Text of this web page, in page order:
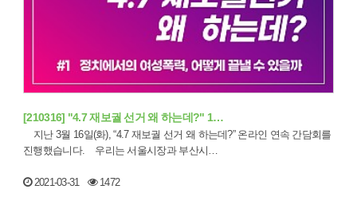
[210316] "4.7 재보궐 선거 왜 하는데?" 1…
진행했습니다. 우리는 서울시장과 부산시…
2021-03-31 1472